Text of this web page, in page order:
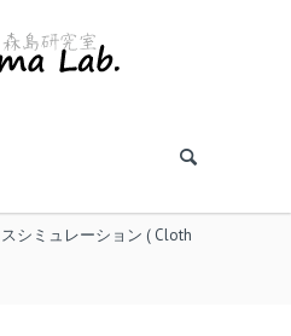
シミュレーション ( Cloth